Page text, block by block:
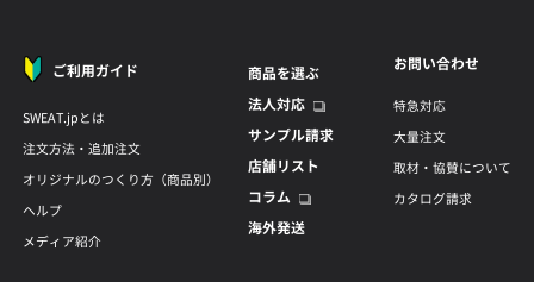
ご利用ガイド
SWEAT.jpとは
注文方法・追加注文
オリジナルのつくり方（商品別）
ヘルプ
メディア紹介
商品を選ぶ
法人対応
サンプル請求
店舗リスト
コラム
海外発送
お問い合わせ
特急対応
大量注文
取材・協賛について
カタログ請求